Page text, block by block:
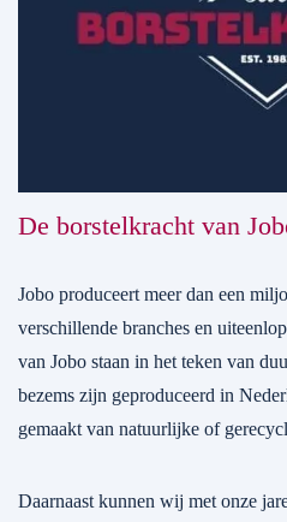
De borstelkracht van
Jobo produceert meer dan een
verschillende branches en
van Jobo staan in het teken van
bezems zijn geproduceerd in
gemaakt van natuurlijke of
Daarnaast kunnen wij met onze